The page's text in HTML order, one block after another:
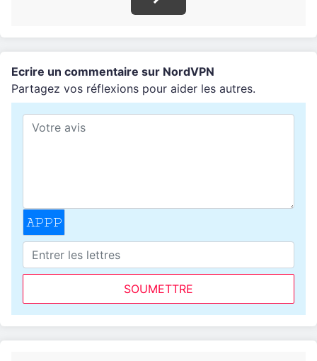
Ecrire un commentaire sur NordVPN
Partagez vos réflexions pour aider les autres.
SOUMETTRE